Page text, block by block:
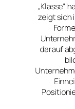
„Klasse“
zeigt sich
darauf